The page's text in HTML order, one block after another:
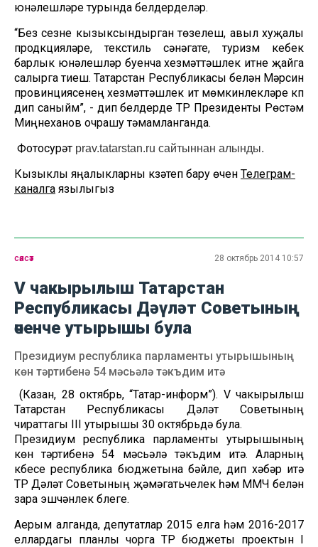
юнәлешләре турында белдерделәр.
“Без сезне кызыксындырган төзелеш, авыл хуҗалы
продкцияләре, текстиль сәнәгате, туризм кебек
барлык юнәлешләр буенча хезмәттәшлек итүне җайга
салырга тиеш. Татарстан Республикасы белән Мәрсин
провинциясенең хезмәттәшлек итү мөмкинлекләре күп
дип саныйм”, - дип белдерде ТР Президенты Рөстәм
Миңнеханов очрашу тәмамланганда.
Фотосурәт prav.tatarstan.ru сайтыннан алынды.
Кызыклы яңалыкларны күзәтеп бару өчен Телеграм-
каналга язылыгыз
сәясәт 28 октябрь 2014 10:57
V чакырылыш Татарстан
Республикасы Дәүләт Советының
өченче утырышы була
Президиум республика парламенты утырышының
көн тәртибенә 54 мәсьәлә тәкъдим итә
(Казан, 28 октябрь, “Татар-информ”). V чакырылыш
Татарстан Республикасы Дәүләт Советының
чираттагы III утырышы 30 октябрьдә була.
Президиум республика парламенты утырышының
көн тәртибенә 54 мәсьәлә тәкъдим итә. Аларның
күбесе республика бюджетына бәйле, дип хәбәр итә
ТР Дәүләт Советының җәмәгатьчелек һәм ММЧ белән
үзара эшчәнлек бүлеге.
Аерым алганда, депутатлар 2015 елга һәм 2016-2017
еллардагы планлы чорга ТР бюджеты проектын I